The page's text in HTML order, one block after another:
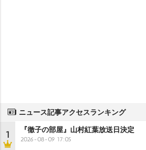
ニュース記事アクセスランキング
1 『徹子の部屋』山村紅葉放送日決定
2026-08-09 17:05